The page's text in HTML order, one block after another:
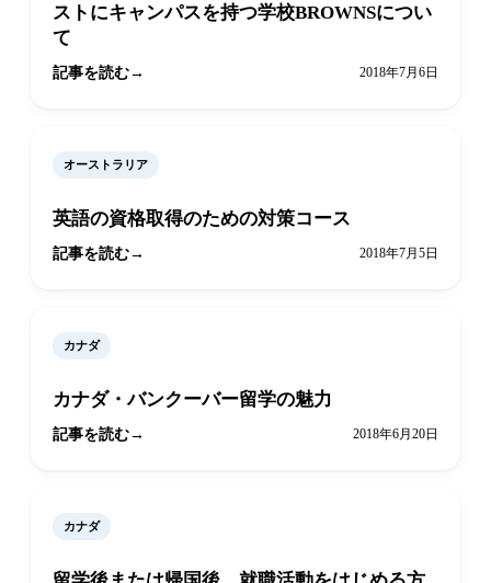
ストにキャンパスを持つ学校BROWNSについ
て
記事を読む 2018年7月6日
オーストラリア
英語の資格取得のための対策コース
記事を読む 2018年7月5日
カナダ
カナダ・バンクーバー留学の魅力
記事を読む 2018年6月20日
カナダ